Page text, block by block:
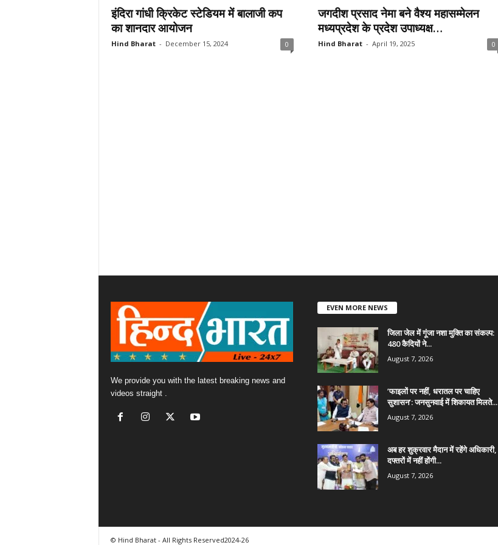
इंदिरा गांधी क्रिकेट स्टेडियम में बालाजी कप
का शानदार आयोजन
Hind Bharat - December 15, 2024 0
जगदीश प्रसाद नेमा बने वैश्य महासम्मेलन
मध्यप्रदेश के प्रदेश उपाध्यक्ष…
Hind Bharat - April 19, 2025 0
We provide you with the latest breaking news and
videos straight .
EVEN MORE NEWS
जिला जेल में गूंजा नशा मुक्ति का संकल्प:
480 कैदियों ने...
August 7, 2026
​’फाइलों पर नहीं, धरातल पर चाहिए
सुशासन’: जनसुनवाई में शिकायत मिलते...
August 7, 2026
अब हर शुक्रवार मैदान में रहेंगे अधिकारी,
दफ्तरों में नहीं होंगी...
August 7, 2026
© Hind Bharat - All Rights Reserved2024-26